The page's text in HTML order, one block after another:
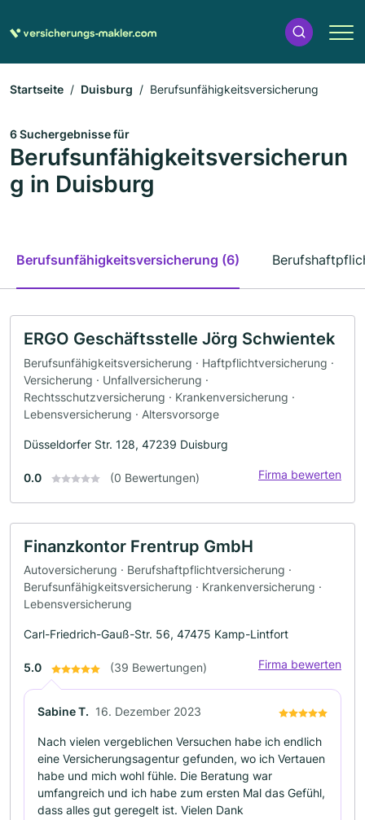
Startseite Duisburg Berufsunfähigkeitsversicherung
6 Suchergebnisse für
Berufsunfähigkeitsversicherun
g in Duisburg
Berufsunfähigkeitsversicherung (6)
ERGO Geschäftsstelle Jörg Schwientek
Berufsunfähigkeitsversicherung · Haftpflichtversicherung ·
Versicherung · Unfallversicherung ·
Rechtsschutzversicherung · Krankenversicherung ·
Lebensversicherung · Altersvorsorge
Düsseldorfer Str. 128, 47239 Duisburg
0.0 (0 Bewertungen) Firma bewerten
Finanzkontor Frentrup GmbH
Autoversicherung · Berufshaftpflichtversicherung ·
Berufsunfähigkeitsversicherung · Krankenversicherung ·
Lebensversicherung
Carl-Friedrich-Gauß-Str. 56, 47475 Kamp-Lintfort
5.0 (39 Bewertungen) Firma bewerten
Sabine T. 16. Dezember 2023
Nach vielen vergeblichen Versuchen habe ich endlich
eine Versicherungsagentur gefunden, wo ich Vertauen
habe und mich wohl fühle. Die Beratung war
umfangreich und ich habe zum ersten Mal das Gefühl,
dass alles gut geregelt ist. Vielen Dank